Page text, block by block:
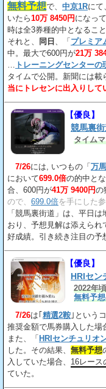
無料予想で、 中京1Rにて
いたら10万 8450円 になっ
時は全3券種的中となること
それと、
同日 、「 プレミア
中。最大で600円が21万
… トレーニングセンター
タイムで公開。新聞には載
当にトレセンに出入りして
【優良】
競馬裏
タイム
7/26には, いつもの「 万
において699.0倍の的中と
合、600円が41万 9400円の
ので、 699.0倍を手にした
「競馬裏街道」は、平日
おり、予想見解は添えられ
好成績。引き続き注目の予
【優良】
HRIセン
2022年
無料予
7/26は｢ 精選2鞍 ｣という
推奨金額で馬券購入した場
また、「 HRIセンチュリオ
した。その結果、 無料予想
入していた場合、 16レース
ていた。